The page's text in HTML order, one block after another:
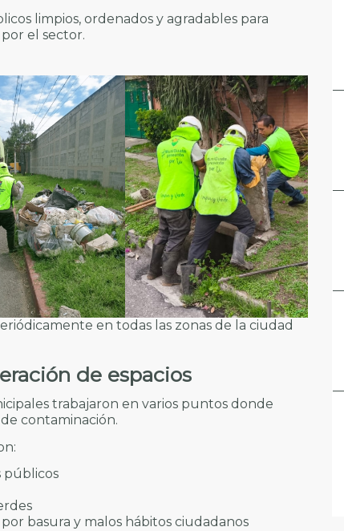
limpios, ordenados y agradables para
el sector.
en todas las zonas de la ciudad
de espacios
trabajaron en varios puntos donde
contaminación.
públicos
basura y malos hábitos ciudadanos